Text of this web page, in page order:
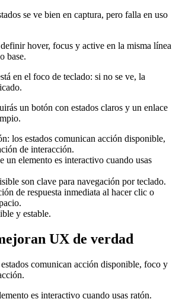
se ve bien en captura, pero falla en uso
hover, focus y active en la misma línea
base.
en el foco de teclado: si no se ve, la
un botón con estados claros y un enlace
los estados comunican acción disponible,
de interacción.
un elemento es interactivo cuando usas
son clave para navegación por teclado.
de respuesta inmediata al hacer clic o
y estable.
UX de verdad
comunican acción disponible, foco y
es interactivo cuando usas ratón.